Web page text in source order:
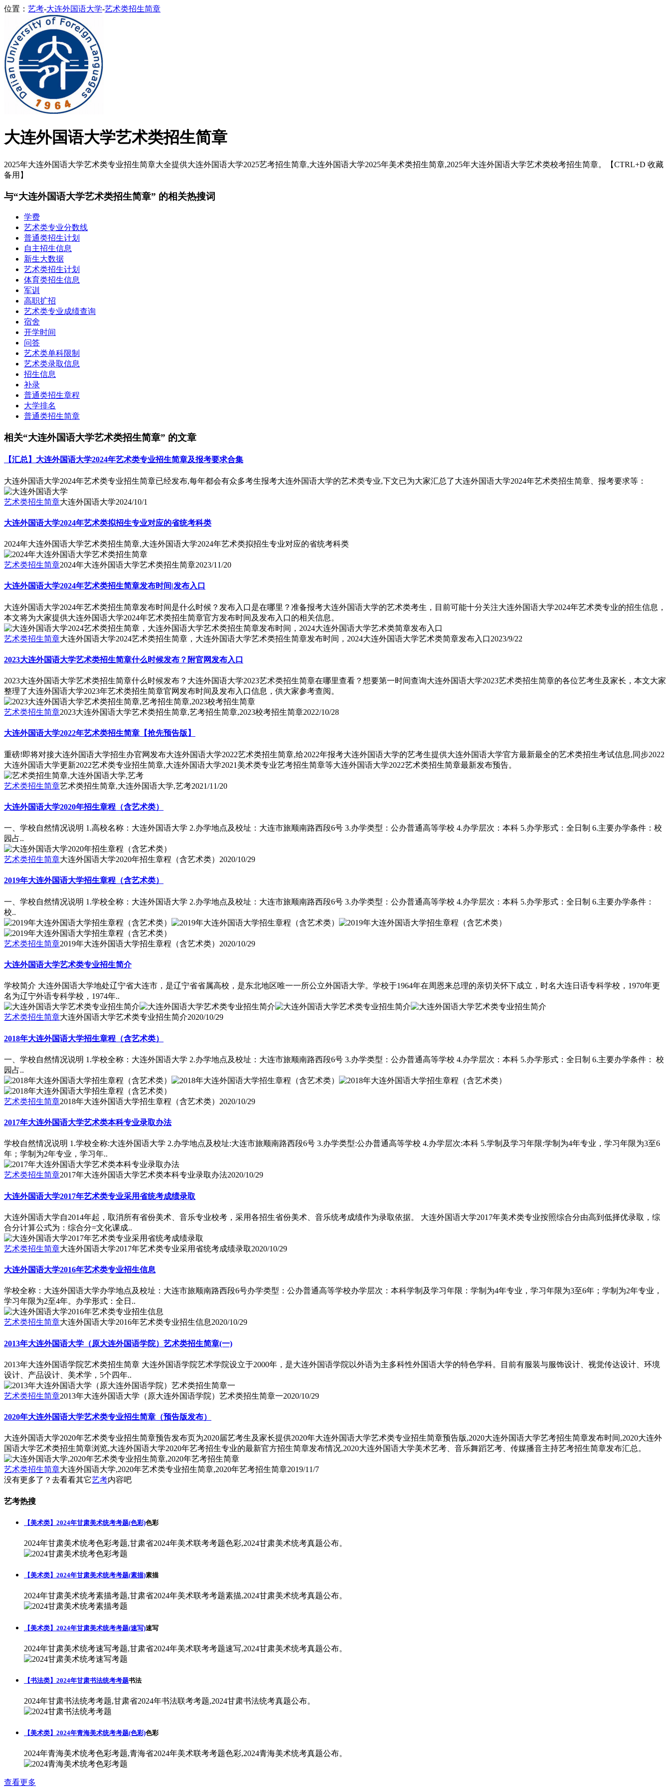
位置： 艺考-大连外国语大学-艺术类招生简章
大连外国语大学艺术类招生简章
2025年大连外国语大学艺术类专业招生简章大全提供大连外国语大学2025艺考招生简章,大连外国语大学2025年美术类招生简章,2025年大连外国语大学艺术类校考招生简章。【CTRL+D 收藏
备用】
与“大连外国语大学艺术类招生简章” 的相关热搜词
学费
艺术类专业分数线
普通类招生计划
自主招生信息
新生大数据
艺术类招生计划
体育类招生信息
军训
高职扩招
艺术类专业成绩查询
宿舍
开学时间
问答
艺术类单科限制
艺术类录取信息
招生信息
补录
普通类招生章程
大学排名
普通类招生简章
相关“大连外国语大学艺术类招生简章” 的文章
【汇总】大连外国语大学2024年艺术类专业招生简章及报考要求合集
大连外国语大学2024年艺术类专业招生简章已经发布,每年都会有众多考生报考大连外国语大学的艺术类专业,下文已为大家汇总了大连外国语大学2024年艺术类招生简章、报考要求等：
艺术类招生简章大连外国语大学2024/10/1
大连外国语大学2024年艺术类拟招生专业对应的省统考科类
2024年大连外国语大学艺术类招生简章,大连外国语大学2024年艺术类拟招生专业对应的省统考科类
艺术类招生简章2024年大连外国语大学艺术类招生简章2023/11/20
大连外国语大学2024年艺术类招生简章发布时间|发布入口
大连外国语大学2024年艺术类招生简章发布时间是什么时候？发布入口是在哪里？准备报考大连外国语大学的艺术类考生，目前可能十分关注大连外国语大学2024年艺术类专业的招生信息，
本文将为大家提供大连外国语大学2024年艺术类招生简章官方发布时间及发布入口的相关信息。
艺术类招生简章大连外国语大学2024艺术类招生简章，大连外国语大学艺术类招生简章发布时间，2024大连外国语大学艺术类简章发布入口2023/9/22
2023大连外国语大学艺术类招生简章什么时候发布？附官网发布入口
2023大连外国语大学艺术类招生简章什么时候发布？大连外国语大学2023艺术类招生简章在哪里查看？想要第一时间查询大连外国语大学2023艺术类招生简章的各位艺考生及家长，本文大家
整理了大连外国语大学2023年艺术类招生简章官网发布时间及发布入口信息，供大家参考查阅。
艺术类招生简章2023大连外国语大学艺术类招生简章,艺考招生简章,2023校考招生简章2022/10/28
大连外国语大学2022年艺术类招生简章【抢先预告版】
重磅!即将对接大连外国语大学招生办官网发布大连外国语大学2022艺术类招生简章,给2022年报考大连外国语大学的艺考生提供大连外国语大学官方最新最全的艺术类招生考试信息,同步2022
大连外国语大学更新2022艺术类专业招生简章,大连外国语大学2021美术类专业艺考招生简章等大连外国语大学2022艺术类招生简章最新发布预告。
艺术类招生简章艺术类招生简章,大连外国语大学,艺考2021/11/20
大连外国语大学2020年招生章程（含艺术类）
一、学校自然情况说明 1.高校名称：大连外国语大学 2.办学地点及校址：大连市旅顺南路西段6号 3.办学类型：公办普通高等学校 4.办学层次：本科 5.办学形式：全日制 6.主要办学条件：校
园占..
艺术类招生简章大连外国语大学2020年招生章程（含艺术类） 2020/10/29
2019年大连外国语大学招生章程（含艺术类）
一、学校自然情况说明 1.学校全称：大连外国语大学 2.办学地点及校址：大连市旅顺南路西段6号 3.办学类型：公办普通高等学校 4.办学层次：本科 5.办学形式：全日制 6.主要办学条件：
校..
艺术类招生简章2019年大连外国语大学招生章程（含艺术类） 2020/10/29
大连外国语大学艺术类专业招生简介
学校简介 大连外国语大学地处辽宁省大连市，是辽宁省省属高校，是东北地区唯一一所公立外国语大学。学校于1964年在周恩来总理的亲切关怀下成立，时名大连日语专科学校，1970年更
名为辽宁外语专科学校，1974年..
艺术类招生简章大连外国语大学艺术类专业招生简介2020/10/29
2018年大连外国语大学招生章程（含艺术类）
一、学校自然情况说明 1.学校全称：大连外国语大学 2.办学地点及校址：大连市旅顺南路西段6号 3.办学类型：公办普通高等学校 4.办学层次：本科 5.办学形式：全日制 6.主要办学条件： 校
园占..
艺术类招生简章2018年大连外国语大学招生章程（含艺术类） 2020/10/29
2017年大连外国语大学艺术类本科专业录取办法
学校自然情况说明 1.学校全称:大连外国语大学 2.办学地点及校址:大连市旅顺南路西段6号 3.办学类型:公办普通高等学校 4.办学层次:本科 5.学制及学习年限:学制为4年专业，学习年限为3至6
年；学制为2年专业，学习年..
艺术类招生简章2017年大连外国语大学艺术类本科专业录取办法2020/10/29
大连外国语大学2017年艺术类专业采用省统考成绩录取
大连外国语大学自2014年起，取消所有省份美术、音乐专业校考，采用各招生省份美术、音乐统考成绩作为录取依据。 大连外国语大学2017年美术类专业按照综合分由高到低择优录取，综
合分计算公式为：综合分=文化课成..
艺术类招生简章大连外国语大学2017年艺术类专业采用省统考成绩录取2020/10/29
大连外国语大学2016年艺术类专业招生信息
学校全称：大连外国语大学办学地点及校址：大连市旅顺南路西段6号办学类型：公办普通高等学校办学层次：本科学制及学习年限：学制为4年专业，学习年限为3至6年；学制为2年专业，
学习年限为2至4年。办学形式：全日..
艺术类招生简章大连外国语大学2016年艺术类专业招生信息2020/10/29
2013年大连外国语大学（原大连外国语学院）艺术类招生简章(一)
2013年大连外国语学院艺术类招生简章 大连外国语学院艺术学院设立于2000年，是大连外国语学院以外语为主多科性外国语大学的特色学科。目前有服装与服饰设计、视觉传达设计、环境
设计、产品设计、美术学，5个四年..
艺术类招生简章2013年大连外国语大学（原大连外国语学院）艺术类招生简章一2020/10/29
2020年大连外国语大学艺术类专业招生简章（预告版发布）
大连外国语大学2020年艺术类专业招生简章预告发布页为2020届艺考生及家长提供2020年大连外国语大学艺术类专业招生简章预告版,2020大连外国语大学艺考招生简章发布时间,2020大连外
国语大学艺术类招生简章浏览,大连外国语大学2020年艺考招生专业的最新官方招生简章发布情况,2020大连外国语大学美术艺考、音乐舞蹈艺考、传媒播音主持艺考招生简章发布汇总。
艺术类招生简章大连外国语大学,2020年艺术类专业招生简章,2020年艺考招生简章2019/11/7
没有更多了？去看看其它艺考内容吧
艺考热搜
【美术类】2024年甘肃美术统考考题(色彩)色彩
2024年甘肃美术统考色彩考题,甘肃省2024年美术联考考题色彩,2024甘肃美术统考真题公布。
【美术类】2024年甘肃美术统考考题(素描)素描
2024年甘肃美术统考素描考题,甘肃省2024年美术联考考题素描,2024甘肃美术统考真题公布。
【美术类】2024年甘肃美术统考考题(速写)速写
2024年甘肃美术统考速写考题,甘肃省2024年美术联考考题速写,2024甘肃美术统考真题公布。
【书法类】2024年甘肃书法统考考题书法
2024年甘肃书法统考考题,甘肃省2024年书法联考考题,2024甘肃书法统考真题公布。
【美术类】2024年青海美术统考考题(色彩)色彩
2024年青海美术统考色彩考题,青海省2024年美术联考考题色彩,2024青海美术统考真题公布。
查看更多